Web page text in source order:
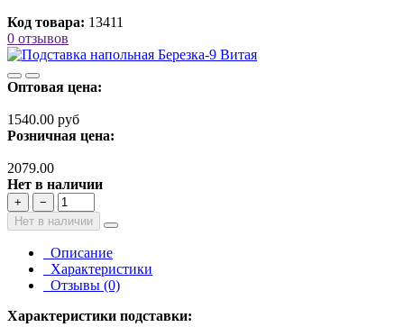
Код товара: 13411
0 отзывов
Оптовая цена:
1540.00 руб
Розничная цена:
2079.00
Нет в наличии
+
−
Нет в наличии
Описание
Характеристики
Отзывы (0)
Характеристики подставки: